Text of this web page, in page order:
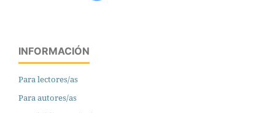
INFORMACIÓN
Para lectores/as
Para autores/as